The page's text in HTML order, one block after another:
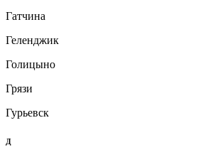
Гатчина
Геленджик
Голицыно
Грязи
Гурьевск
Д